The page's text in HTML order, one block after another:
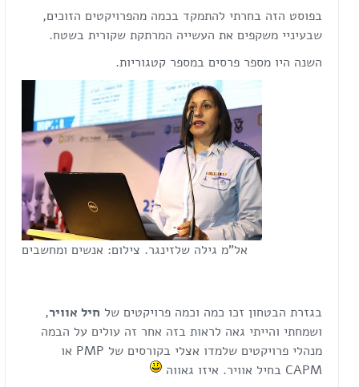
בפוסט הזה בחרתי להתמקד בכמה מהפרויקטים הזוכים,
שבעיניי משקפים את העשייה המרתקת שקורית בשטח.
השנה היו מספר פרסים במספר קטגוריות.
אל"מ גילה שלזינגר. צילום: אנשים ומחשבים
בגזרת הבטחון זכו כמה וכמה פרויקטים של חיל אוויר,
ושמחתי והייתי גאה לראות בזה אחר זה עולים על הבמה
מנהלי פרויקטים שלמדו אצלי בקורסים של PMP או
CAPM בחיל אוויר. איזו גאווה